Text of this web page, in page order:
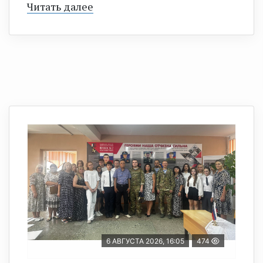
Читать далее
6 АВГУСТА 2026, 16:05 474